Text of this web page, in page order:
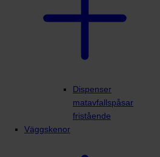
Dispenser
matavfallspåsar
fristående
Väggskenor